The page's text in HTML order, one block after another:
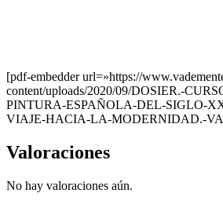
[pdf-embedder url=»https://
content/uploads/2020/09/DOSIER.-
PINTURA-ESPAÑOLA-DEL-SIGLO-
VIAJE-HACIA-LA-MODERNIDAD.-
Valoraciones
No hay valoraciones aún.